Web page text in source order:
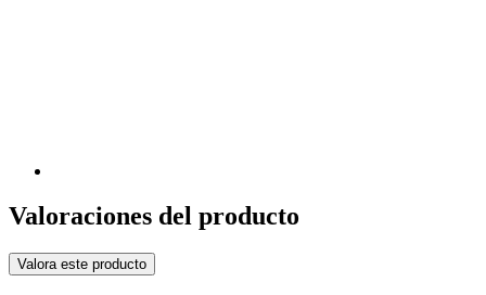
Valoraciones del producto
Valora este producto